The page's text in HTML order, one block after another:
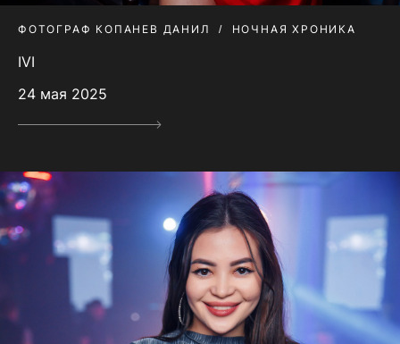
ФОТОГРАФ КОПАНЕВ ДАНИЛ НОЧНАЯ ХРОНИКА
IVI
24 мая 2025